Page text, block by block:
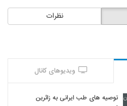
نظرات
ویدیوهای کانال
توصیه های طب ایرانی به زائرین